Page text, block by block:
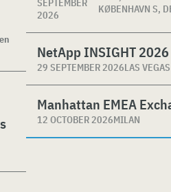
SEPTEMBER
2026
KØBENHAVN S,
NetApp INSIGHT 2026
29 SEPTEMBER 2026LAS VEGAS
Manhattan EMEA
12 OCTOBER 2026MILAN